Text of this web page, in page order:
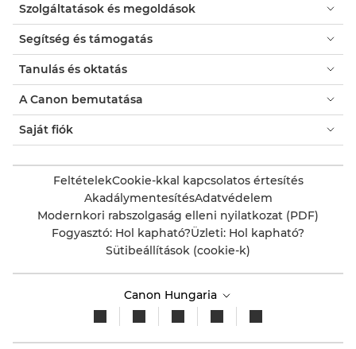
Szolgáltatások és megoldások
Segítség és támogatás
Tanulás és oktatás
A Canon bemutatása
Saját fiók
FeltételekCookie-kkal kapcsolatos értesítés
AkadálymentesítésAdatvédelem
Modernkori rabszolgaság elleni nyilatkozat (PDF)
Fogyasztó: Hol kapható?Üzleti: Hol kapható?
Sütibeállítások (cookie-k)
Canon Hungaria